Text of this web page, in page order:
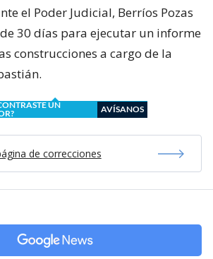
el Poder Judicial, Berríos Pozas
30 días para ejecutar un informe
construcciones a cargo de la
UN
AVÍSANOS
de correcciones